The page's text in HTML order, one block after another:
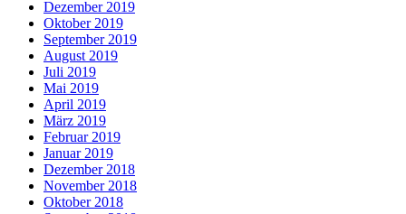
Dezember 2019
Oktober 2019
September 2019
August 2019
Juli 2019
Mai 2019
April 2019
März 2019
Februar 2019
Januar 2019
Dezember 2018
November 2018
Oktober 2018